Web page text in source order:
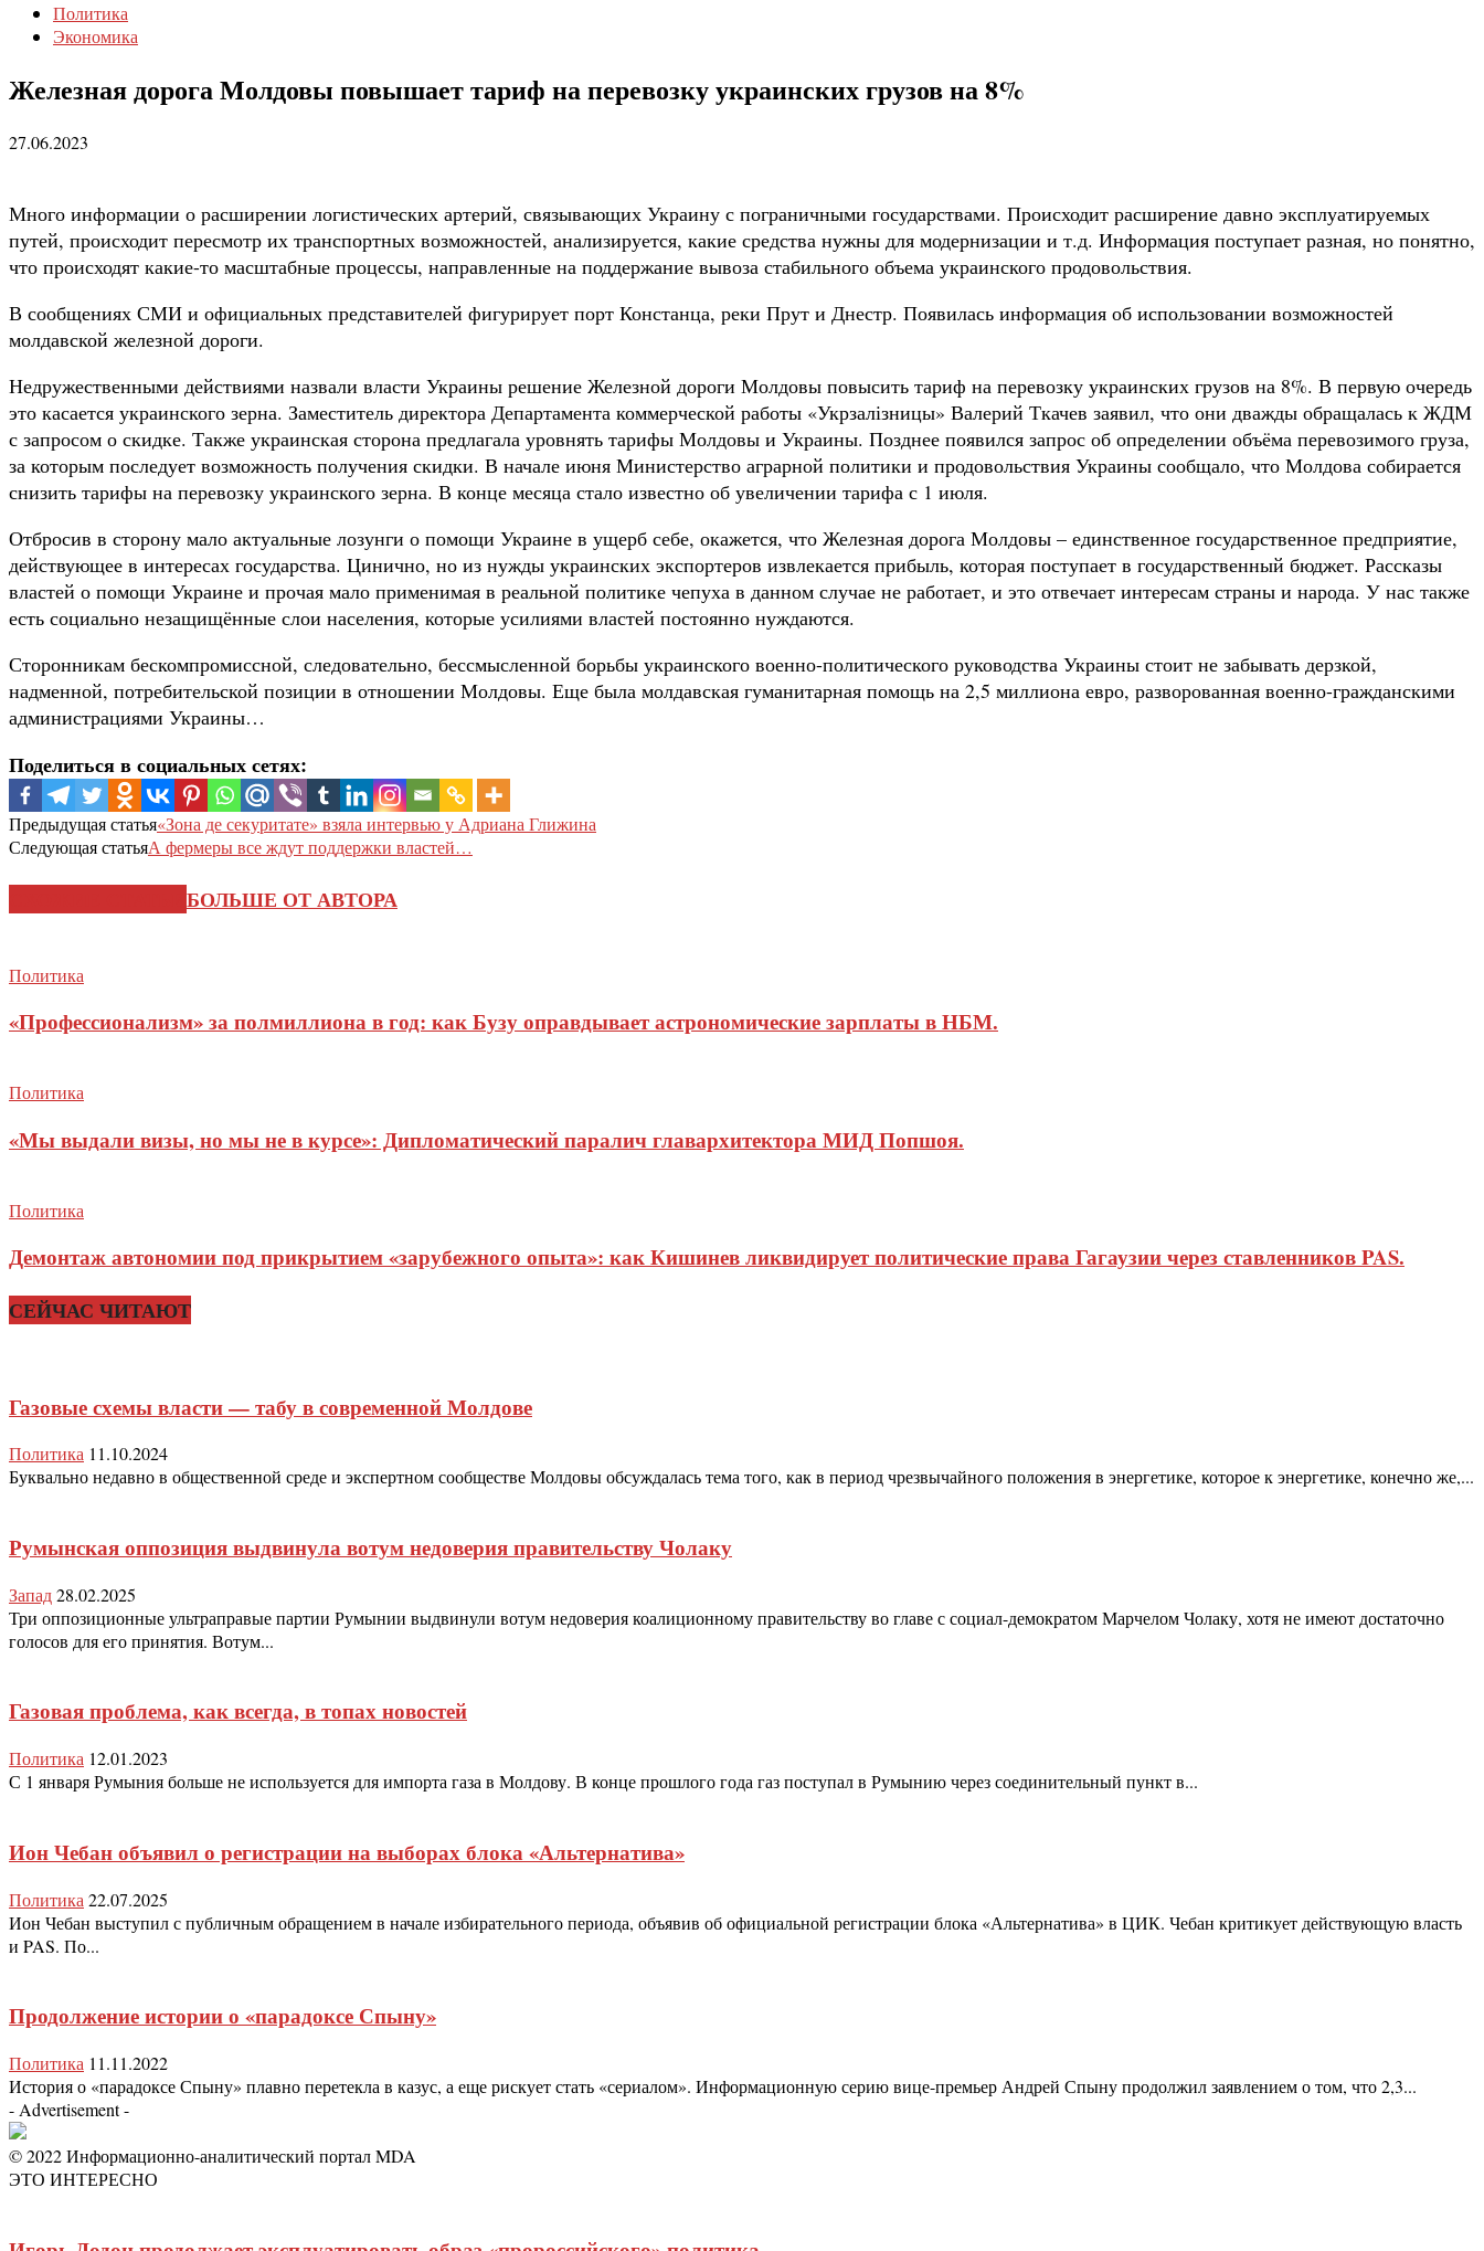
Политика
Экономика
Железная дорога Молдовы повышает тариф на перевозку украинских грузов на 8%
27.06.2023
Много информации о расширении логистических артерий, связывающих Украину с пограничными государствами. Происходит расширение давно эксплуатируемых
путей, происходит пересмотр их транспортных возможностей, анализируется, какие средства нужны для модернизации и т.д. Информация поступает разная, но понятно,
что происходят какие-то масштабные процессы, направленные на поддержание вывоза стабильного объема украинского продовольствия.
В сообщениях СМИ и официальных представителей фигурирует порт Констанца, реки Прут и Днестр. Появилась информация об использовании возможностей
молдавской железной дороги.
Недружественными действиями назвали власти Украины решение Железной дороги Молдовы повысить тариф на перевозку украинских грузов на 8%. В первую очередь
это касается украинского зерна. Заместитель директора Департамента коммерческой работы «Укрзалізницы» Валерий Ткачев заявил, что они дважды обращалась к ЖДМ
с запросом о скидке. Также украинская сторона предлагала уровнять тарифы Молдовы и Украины. Позднее появился запрос об определении объёма перевозимого груза,
за которым последует возможность получения скидки. В начале июня Министерство аграрной политики и продовольствия Украины сообщало, что Молдова собирается
снизить тарифы на перевозку украинского зерна. В конце месяца стало известно об увеличении тарифа с 1 июля.
Отбросив в сторону мало актуальные лозунги о помощи Украине в ущерб себе, окажется, что Железная дорога Молдовы – единственное государственное предприятие,
действующее в интересах государства. Цинично, но из нужды украинских экспортеров извлекается прибыль, которая поступает в государственный бюджет. Рассказы
властей о помощи Украине и прочая мало применимая в реальной политике чепуха в данном случае не работает, и это отвечает интересам страны и народа. У нас также
есть социально незащищённые слои населения, которые усилиями властей постоянно нуждаются.
Сторонникам бескомпромиссной, следовательно, бессмысленной борьбы украинского военно-политического руководства Украины стоит не забывать дерзкой,
надменной, потребительской позиции в отношении Молдовы. Еще была молдавская гуманитарная помощь на 2,5 миллиона евро, разворованная военно-гражданскими
администрациями Украины…
Поделиться в социальных сетях:
Предыдущая статья«Зона де секуритате» взяла интервью у Адриана Глижина
Следующая статьяА фермеры все ждут поддержки властей…
БОЛЬШЕ ОТ АВТОРА
Политика
«Профессионализм» за полмиллиона в год: как Бузу оправдывает астрономические зарплаты в НБМ.
Политика
«Мы выдали визы, но мы не в курсе»: Дипломатический паралич главархитектора МИД Попшоя.
Политика
Демонтаж автономии под прикрытием «зарубежного опыта»: как Кишинев ликвидирует политические права Гагаузии через ставленников PAS.
СЕЙЧАС ЧИТАЮТ
Газовые схемы власти — табу в современной Молдове
Политика 11.10.2024
Буквально недавно в общественной среде и экспертном сообществе Молдовы обсуждалась тема того, как в период чрезвычайного положения в энергетике, которое к энергетике, конечно же,...
Румынская оппозиция выдвинула вотум недоверия правительству Чолаку
Запад28.02.2025
Три оппозиционные ультраправые партии Румынии выдвинули вотум недоверия коалиционному правительству во главе с социал-демократом Марчелом Чолаку, хотя не имеют достаточно
голосов для его принятия. Вотум...
Газовая проблема, как всегда, в топах новостей
Политика 12.01.2023
С 1 января Румыния больше не используется для импорта газа в Молдову. В конце прошлого года газ поступал в Румынию через соединительный пункт в...
Ион Чебан объявил о регистрации на выборах блока «Альтернатива»
Политика 22.07.2025
Ион Чебан выступил с публичным обращением в начале избирательного периода, объявив об официальной регистрации блока «Альтернатива» в ЦИК. Чебан критикует действующую власть
и PAS. По...
Продолжение истории о «парадоксе Спыну»
Политика 11.11.2022
История о «парадоксе Спыну» плавно перетекла в казус, а еще рискует стать «сериалом». Информационную серию вице-премьер Андрей Спыну продолжил заявлением о том, что 2,3...
- Advertisement -
© 2022 Информационно-аналитический портал MDA
ЭТО ИНТЕРЕСНО